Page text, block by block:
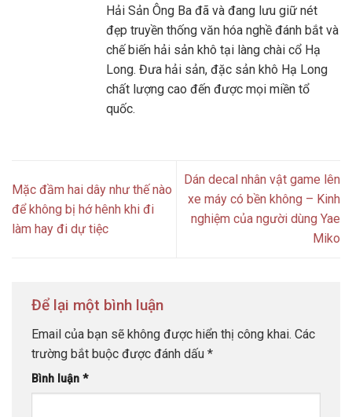
Hải Sản Ông Ba đã và đang lưu giữ nét
đẹp truyền thống văn hóa nghề đánh bắt và
chế biến hải sản khô tại làng chài cổ Hạ
Long. Đưa hải sản, đặc sản khô Hạ Long
chất lượng cao đến được mọi miền tổ
quốc.
Mặc đầm hai dây như thế nào
để không bị hớ hênh khi đi
làm hay đi dự tiệc
Dán decal nhân vật game lên
xe máy có bền không – Kinh
nghiệm của người dùng Yae
Miko
Để lại một bình luận
Email của bạn sẽ không được hiển thị công khai. Các
trường bắt buộc được đánh dấu *
Bình luận *